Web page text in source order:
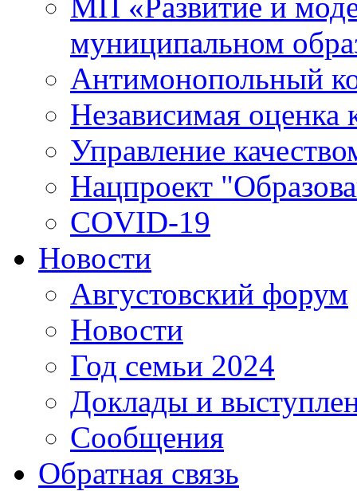
муниципальном
Антимонопольный
Независимая оценка
Управление
Нацпроект
COVID-19
Новости
Августовский форум
Новости
Год семьи 2024
Доклады и
Сообщения
Обратная связь